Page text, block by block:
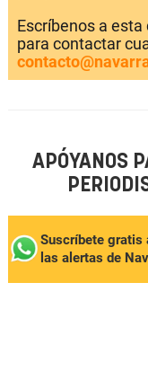
Escríbenos a
para contactar
APÓYANOS
Suscríbete gratis
las alertas de